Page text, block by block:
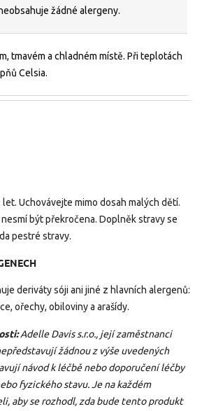
žádné alergeny.
tmavém a chladném místě. Při teplotách
Celsia.
Uchovávejte mimo dosah malých dětí.
být překročena. Doplněk stravy se
pestré stravy.
deriváty sóji ani jiné z hlavních alergenů:
ořechy, obiloviny a arašídy.
Adelle Davis s.r.o., její zaměstnanci
žádnou z výše uvedených
návod k léčbě nebo doporučení léčby
fyzického stavu. Je na každém
aby se rozhodl, zda bude tento produkt